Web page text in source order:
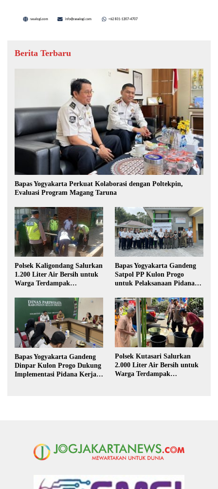
Berita Terbaru
Bapas Yogyakarta Perkuat Kolaborasi dengan Poltekpin,
Evaluasi Program Magang Taruna
Polsek Kaligondang Salurkan
1.200 Liter Air Bersih untuk
Warga Terdampak
Bapas Yogyakarta Gandeng
Satpol PP Kulon Progo
untuk Pelaksanaan Pidana
Bapas Yogyakarta Gandeng
Dinpar Kulon Progo Dukung
Implementasi Pidana Kerja
Polsek Kutasari Salurkan
2.000 Liter Air Bersih untuk
Warga Terdampak